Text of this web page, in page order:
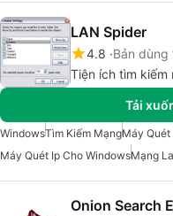
LAN Spider
4.8 Bản dùng
Tiện ích tìm kiếm
Tải
WindowsTìm Kiếm MạngMáy Quét
Máy Quét Ip Cho WindowsMạng
Onion Search